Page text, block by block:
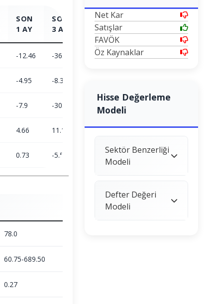
SON
1 AY
SON
3 AY
SON
6 AY
SON
-12.46 -36.27 -86.19 21.4
-4.95 -8.38
-7.9 -30.44 -86.45 -3.47
4.66 11.15 23.38 5.72
0.73 -5.51 -11.25
78.0
60.75-689.50
0.27
Net Kar
Satışlar
FAVÖK
Öz Kaynaklar
Hisse Değerleme
Modeli
Sektör Benzerliği
Modeli
Defter Değeri
Modeli